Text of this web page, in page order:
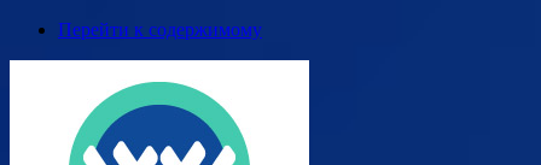
Перейти к содержимому